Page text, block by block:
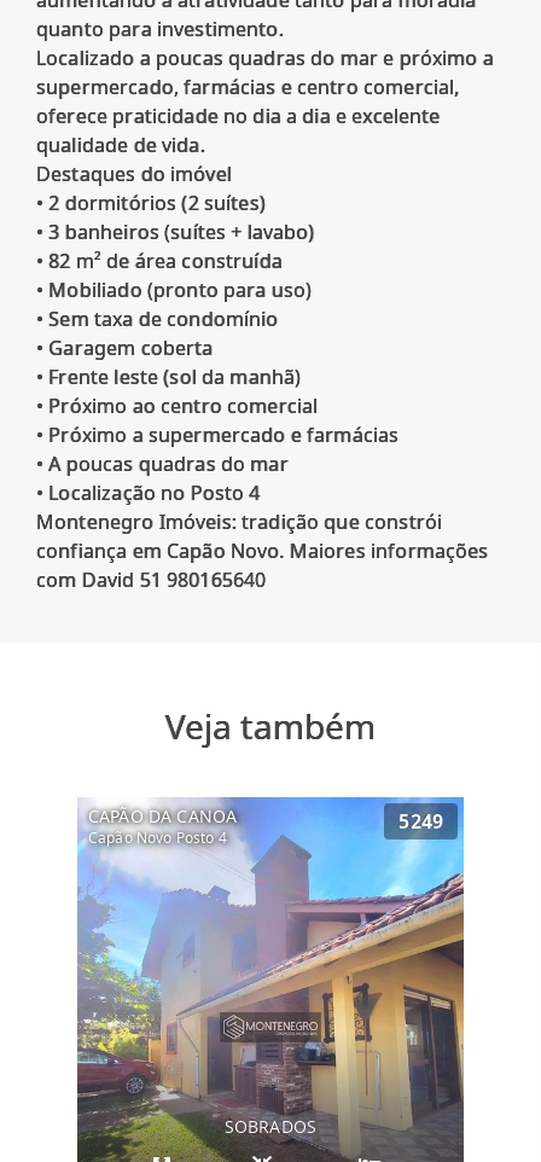
quanto para investimento.
Localizado a poucas quadras do mar e próximo a
supermercado, farmácias e centro comercial,
oferece praticidade no dia a dia e excelente
qualidade de vida.
Destaques do imóvel
• 2 dormitórios (2 suítes)
• 3 banheiros (suítes + lavabo)
• 82 m² de área construída
• Mobiliado (pronto para uso)
• Sem taxa de condomínio
• Garagem coberta
• Frente leste (sol da manhã)
• Próximo ao centro comercial
• Próximo a supermercado e farmácias
• A poucas quadras do mar
• Localização no Posto 4
Montenegro Imóveis: tradição que constrói
confiança em Capão Novo. Maiores informações
Veja também
CAPÃO DA CANOA
Capão Novo Posto 4
5249
SOBRADOS